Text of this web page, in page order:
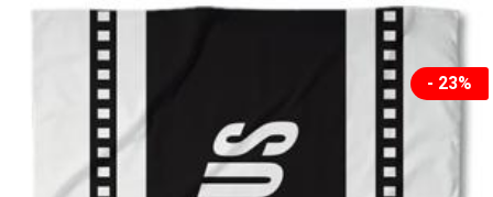
- 23%